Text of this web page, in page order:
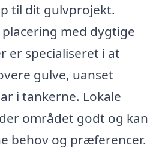
til dit gulvprojekt.
med dygtige
er specialiseret i at
gulve, uanset
i tankerne. Lokale
området godt og kan
behov og præferencer.